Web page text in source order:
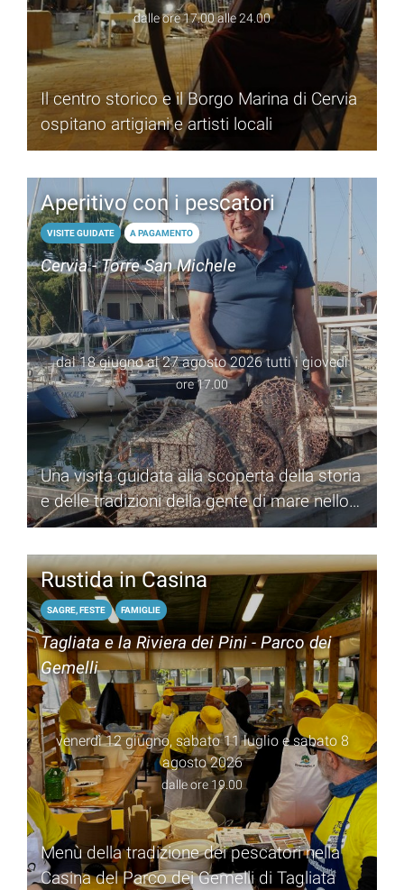
dalle ore 17.00 alle 24.00
Il centro storico e il Borgo Marina di Cervia
ospitano artigiani e artisti locali
Aperitivo con i pescatori
VISITE GUIDATE A PAGAMENTO
Cervia - Torre San Michele
dal 18 giugno al 27 agosto 2026 tutti i giovedì
ore 17.00
Una visita guidata alla scoperta della storia
e delle tradizioni della gente di mare nello
storico borgo dei pescatori
Rustida in Casina
SAGRE, FESTE FAMIGLIE
Tagliata e la Riviera dei Pini - Parco dei
Gemelli
venerdì 12 giugno, sabato 11 luglio e sabato 8
agosto 2026
dalle ore 19.00
Menù della tradizione dei pescatori nella
Casina del Parco dei Gemelli di Tagliata